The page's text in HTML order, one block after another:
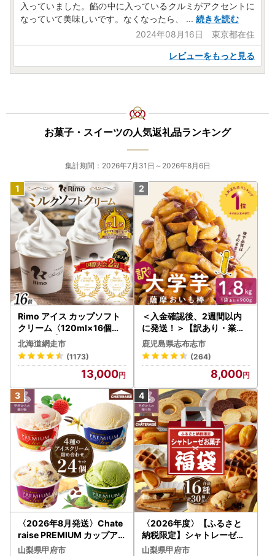
入っていました。餡の中に入っているクルミがアクセントに
なっていて美味しいです。なくなったら、
... 続きを読む
2024年08月16日 東京都在住
レビューをもっと見る
お菓子・スイーツの人気返礼品ランキング
集計期間：2026年7月31日～2026年8月6日
Rimo アイス カップソフト
クリーム〈120ml×16個〉
ABA002 | アイス
北海道網走市
(1173)
13,000
＜入金確認後、2週間以内
に発送！＞【訳あり・業務
用】薩摩おいも棒セット 計
1.8kg(900g×2袋) p8-142
-2w
鹿児島県志布志市
(264)
8,000
〈2026年8月発送〉Chate
raise PREMIUM カップア
イス 詰合せ 4種 24個 アイ
山梨県甲府市
〈2026年度〉【ふるさと
納税限定】シャトレーゼ人
気お菓子勢ぞろい!! お菓子
山梨県甲府市